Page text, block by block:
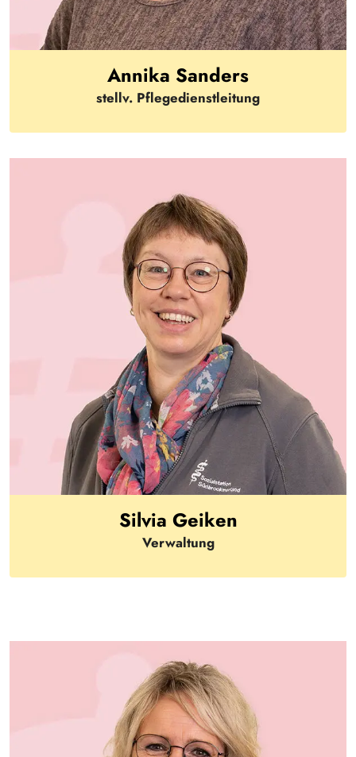
Annika Sanders
stellv. Pflegedienstleitung
Silvia Geiken
Verwaltung